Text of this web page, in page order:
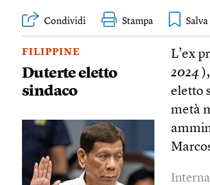
Condividi Stampa
FILIPPINE
Duterte eletto
sindaco
L’ex
2024
eletto
metà